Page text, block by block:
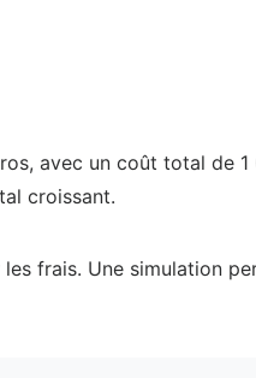
avec un coût total de
croissant.
frais. Une simulation